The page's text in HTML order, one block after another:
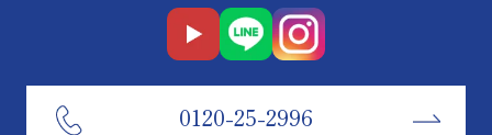
0120-25-2996